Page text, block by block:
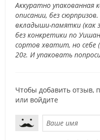
Аккуратно упакованная
описании, без
вкладыши-памятки (как
без конкретики по
сортов хватит, но себе
20г. И упаковать
Чтобы добавить отзыв,
или войдите